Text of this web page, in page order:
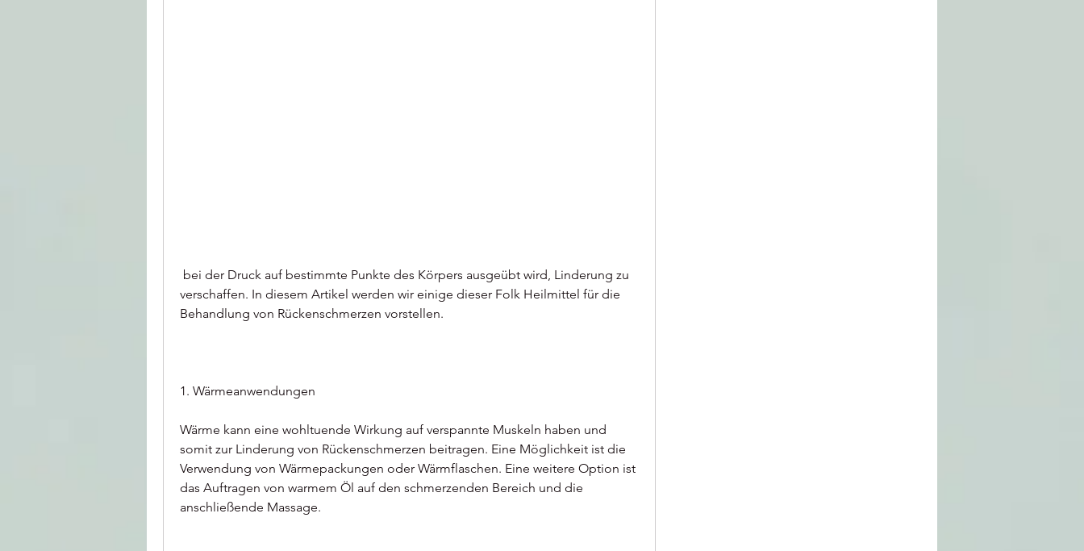
verschaffen. In diesem Artikel werden wir einige dieser Folk Heilmittel für die
Behandlung von Rückenschmerzen vorstellen.
1. Wärmeanwendungen
Wärme kann eine wohltuende Wirkung auf verspannte Muskeln haben und
somit zur Linderung von Rückenschmerzen beitragen. Eine Möglichkeit ist die
Verwendung von Wärmepackungen oder Wärmflaschen. Eine weitere Option ist
das Auftragen von warmem Öl auf den schmerzenden Bereich und die
anschließende Massage.